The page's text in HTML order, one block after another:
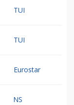
TUI
TUI
Eurostar
NS